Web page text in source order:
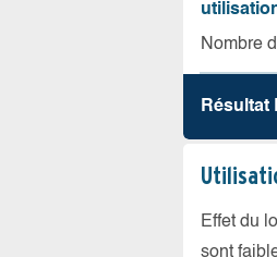
Nombre
Résultat
Effet du
sont